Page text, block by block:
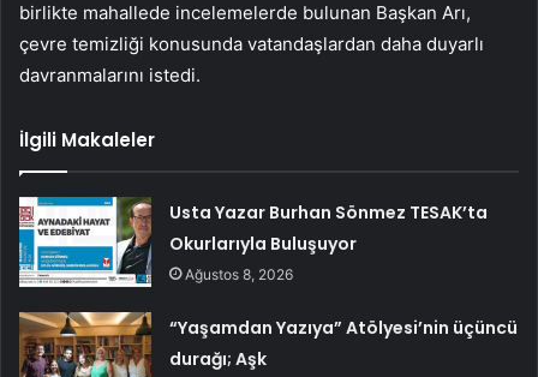
birlikte mahallede incelemelerde bulunan Başkan Arı,
çevre temizliği konusunda vatandaşlardan daha duyarlı
davranmalarını istedi.
İlgili Makaleler
Usta Yazar Burhan Sönmez TESAK’ta
Okurlarıyla Buluşuyor
Ağustos 8, 2026
“Yaşamdan Yazıya” Atölyesi’nin üçüncü
durağı; Aşk